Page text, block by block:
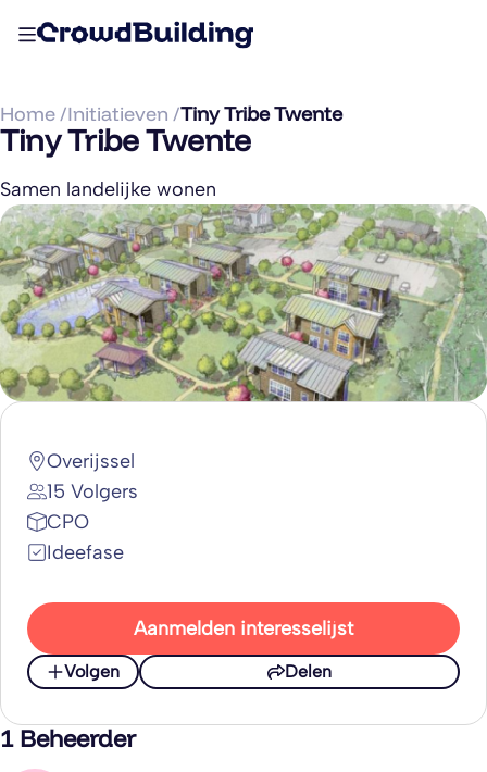
Home /Initiatieven /Tiny Tribe Twente
Tiny Tribe Twente
Samen landelijke wonen
Overijssel
15 Volgers
CPO
Ideefase
Aanmelden interesselijst
Volgen Delen
1 Beheerder